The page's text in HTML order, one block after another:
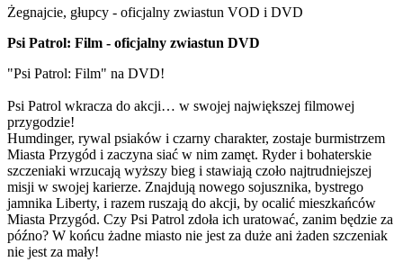
Żegnajcie, głupcy - oficjalny zwiastun VOD i DVD
Psi Patrol: Film - oficjalny zwiastun DVD
"Psi Patrol: Film" na DVD!
Psi Patrol wkracza do akcji… w swojej największej filmowej
przygodzie!
Humdinger, rywal psiaków i czarny charakter, zostaje burmistrzem
Miasta Przygód i zaczyna siać w nim zamęt. Ryder i bohaterskie
szczeniaki wrzucają wyższy bieg i stawiają czoło najtrudniejszej
misji w swojej karierze. Znajdują nowego sojusznika, bystrego
jamnika Liberty, i razem ruszają do akcji, by ocalić mieszkańców
Miasta Przygód. Czy Psi Patrol zdoła ich uratować, zanim będzie za
późno? W końcu żadne miasto nie jest za duże ani żaden szczeniak
nie jest za mały!